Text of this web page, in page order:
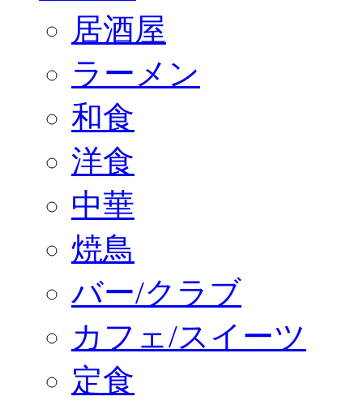
居酒屋
ラーメン
和食
洋食
中華
焼鳥
バー/クラブ
カフェ/スイーツ
定食